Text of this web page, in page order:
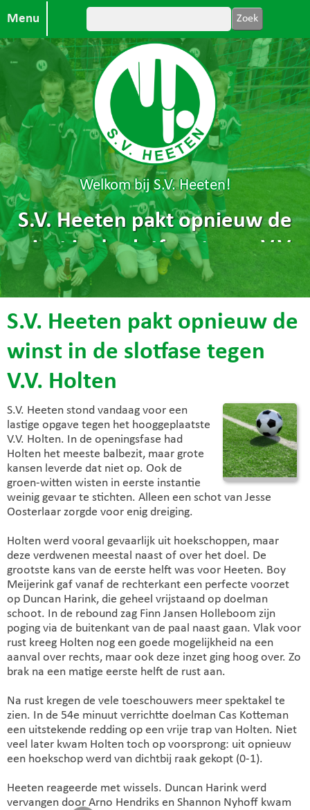
Menu
Welkom bij S.V. Heeten!
S.V. Heeten pakt opnieuw de
winst in de slotfase tegen V.V.
Holten
S.V. Heeten pakt opnieuw de
winst in de slotfase tegen
V.V. Holten
S.V. Heeten stond vandaag voor een
lastige opgave tegen het hooggeplaatste
V.V. Holten. In de openingsfase had
Holten het meeste balbezit, maar grote
kansen leverde dat niet op. Ook de
groen-witten wisten in eerste instantie
weinig gevaar te stichten. Alleen een schot van Jesse
Oosterlaar zorgde voor enig dreiging.
Holten werd vooral gevaarlijk uit hoekschoppen, maar
deze verdwenen meestal naast of over het doel. De
grootste kans van de eerste helft was voor Heeten. Boy
Meijerink gaf vanaf de rechterkant een perfecte voorzet
op Duncan Harink, die geheel vrijstaand op doelman
schoot. In de rebound zag Finn Jansen Holleboom zijn
poging via de buitenkant van de paal naast gaan. Vlak voor
rust kreeg Holten nog een goede mogelijkheid na een
aanval over rechts, maar ook deze inzet ging hoog over. Zo
brak na een matige eerste helft de rust aan.
Na rust kregen de vele toeschouwers meer spektakel te
zien. In de 54e minuut verrichtte doelman Cas Kotteman
een uitstekende redding op een vrije trap van Holten. Niet
veel later kwam Holten toch op voorsprong: uit opnieuw
een hoekschop werd van dichtbij raak gekopt (0-1).
Heeten reageerde met wissels. Duncan Harink werd
vervangen door Arno Hendriks en Shannon Nyhoff kwam